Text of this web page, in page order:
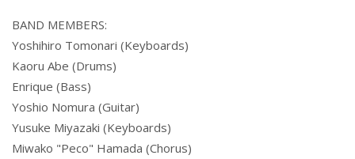
BAND MEMBERS:
Yoshihiro Tomonari (Keyboards)
Kaoru Abe (Drums)
Enrique (Bass)
Yoshio Nomura (Guitar)
Yusuke Miyazaki (Keyboards)
Miwako "Peco" Hamada (Chorus)